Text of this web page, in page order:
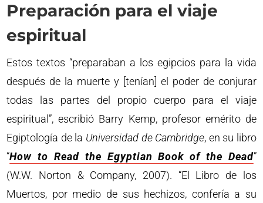
Preparación para el viaje
espiritual
Estos textos “preparaban a los egipcios para la vida
después de la muerte y [tenían] el poder de conjurar
todas las partes del propio cuerpo para el viaje
espiritual”, escribió Barry Kemp, profesor emérito de
Egiptología de la Universidad de Cambridge, en su libro
“How to Read the Egyptian Book of the Dead”
(W.W. Norton & Company, 2007). “El Libro de los
Muertos, por medio de sus hechizos, confería a su